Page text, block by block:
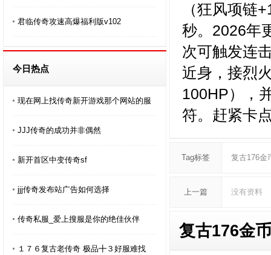
君临传奇攻速高爆福利版v102
今日热点
现在网上找传奇新开游戏那个网站的服
JJJ传奇的成功并非偶然
新开首区中变传奇sf
jjj传奇发布站广告如何选择
传奇私服_爱上搜服是你的绝佳伙伴
１７６复古老传奇 极品╋３好服难找
（狂风项链
秒。2026年
次可触发连
近身，接烈
100HP），
符。赶紧卡
Tag标签 复古176金
上一篇 没有资料
复古176金